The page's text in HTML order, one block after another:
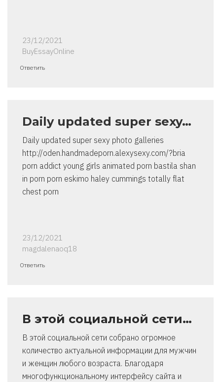
23/12/2021
BuyEssayOnline
Ответить
Daily updated super sexy…
Daily updated super sexy photo galleries
http://oden.handmadeporn.alexysexy.com/?bria
porn addict young girls animated porn bastila shan
in porn porn eskimo haley cummings totally flat
chest porn
23/12/2021
magdalenaoq18
Ответить
В этой социальной сети…
В этой социальной сети собрано огромное
количество актуальной информации для мужчин
и женщин любого возраста. Благодаря
многофункциональному интерфейсу сайта и